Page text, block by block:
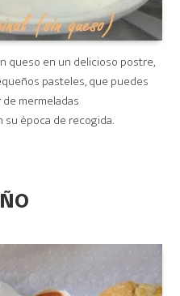
queso en un delicioso postre,
pasteles, que puedes
mermeladas
época de recogida.